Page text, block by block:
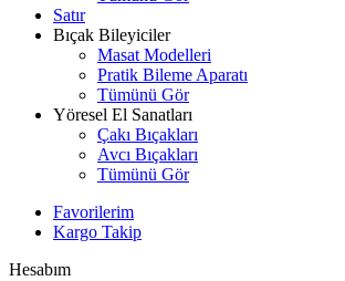
Satır
Bıçak Bileyiciler
Masat Modelleri
Pratik Bileme Aparatı
Tümünü Gör
Yöresel El Sanatları
Çakı Bıçakları
Avcı Bıçakları
Tümünü Gör
Favorilerim
Kargo Takip
Hesabım